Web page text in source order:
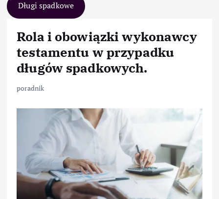
Długi spadkowe
Rola i obowiązki wykonawcy
testamentu w przypadku
długów spadkowych.
poradnik